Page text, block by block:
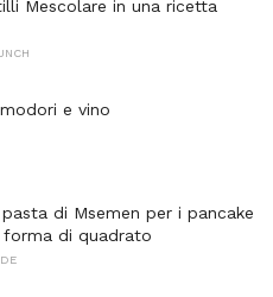
Mescolare in una ricetta
e vino
di Msemen per i pancake
forma di quadrato